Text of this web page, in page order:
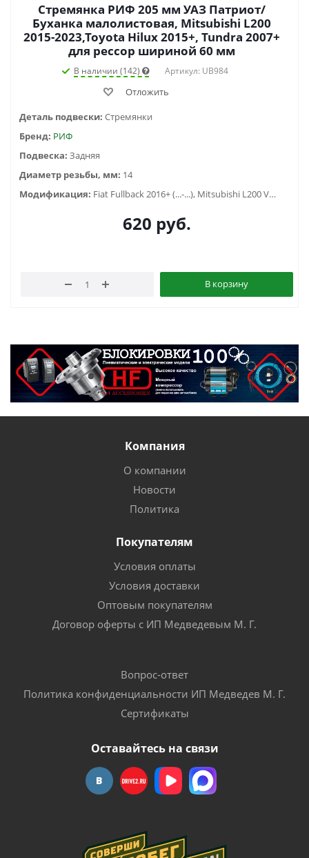
Стремянка РИФ 205 мм УАЗ Патриот/
Буханка малолистовая, Mitsubishi L200
2015-2023,Toyota Hilux 2015+, Tundra 2007+
для рессор шириной 60 мм
В наличии (142) Артикул: UB984
Отложить
Деталь подвески: Стремянки
Бренд: РИФ
Подвеска: Задняя
Диаметр резьбы, мм: 14
Модификация:
Fiat Fullback 2016+ (...-...), Mitsubishi L200 V (2015-2019), Toyota Hilux VIII (2015-2020), Toyota Hilux VIII (2020-2023), Toyota Tundra (2007-2012), УАЗ Буханка (1958-...) , УАЗ Патриот (2005-2015)
620 руб.
В корзину
Компания
О компании
Новости
Политика
Покупателям
Условия оплаты
Условия доставки
Оптовым покупателям
Договор оферты с ИП Медведевым М. Г.
Вопрос-ответ
Политика конфиденциальности ИП Медведев М. Г.
Сертификаты
Оставайтесь на связи